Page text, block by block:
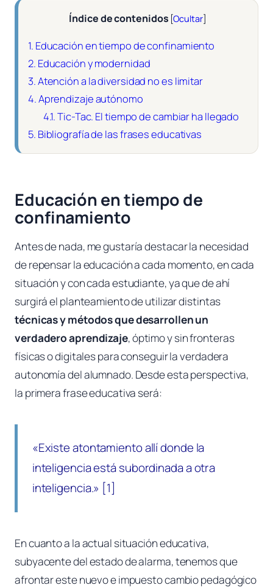
Índice de contenidos [Ocultar]
1. Educación en tiempo de confinamiento
2. Educación y modernidad
3.Atención a la diversidad no es limitar
4.Aprendizaje autónomo
4.1.Tic-Tac. El tiempo de cambiar ha llegado
5. Bibliografía de las frases educativas
Educación en tiempo de
confinamiento
Antes de nada, me gustaría destacar la necesidad
de repensar la educación a cada momento, en cada
situación y con cada estudiante, ya que de ahí
surgirá el planteamiento de utilizar distintas
técnicas y métodos que desarrollen un
verdadero aprendizaje, óptimo y sin fronteras
físicas o digitales para conseguir la verdadera
autonomía del alumnado. Desde esta perspectiva,
la primera frase educativa será:
«Existe atontamiento allí donde la
inteligencia está subordinada a otra
inteligencia.» [1]
En cuanto a la actual situación educativa,
subyacente del estado de alarma, tenemos que
afrontar este nuevo e impuesto cambio pedagógico